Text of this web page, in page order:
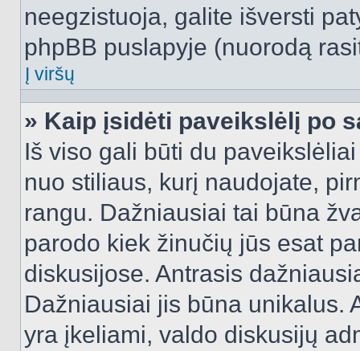
neegzistuoja, galite išversti
phpBB puslapyje (nuorodą
Į viršų
» Kaip įsidėti paveikslėlį po
Iš viso gali būti du
nuo stiliaus, kurį naudojate,
rangu. Dažniausiai tai būna
parodo kiek žinučių jūs esat
diskusijose. Antrasis
Dažniausiai jis būna unikalus.
yra įkeliami, valdo diskusijų